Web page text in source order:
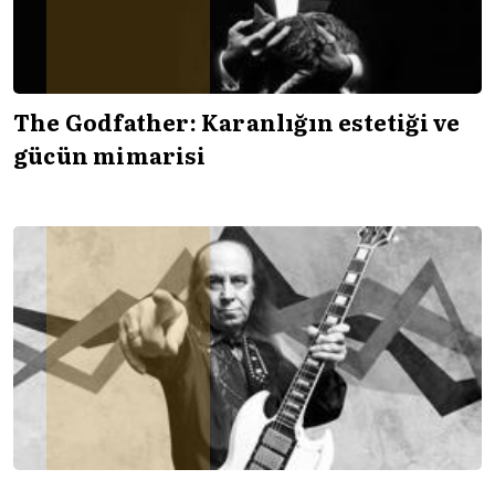
The Godfather: Karanlığın estetiği ve
gücün mimarisi